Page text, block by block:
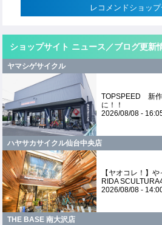
レコメンドショッ
ショップサイト ニュース／ブログ更新
ヤマシゲサイクル
TOPSPEED 新
に！！
2026/08/08 -
ハヤサカサイクル仙台中央店
【ヤオコレ！】
RIDA
2026/08/08 -
THE BASE 南大沢店